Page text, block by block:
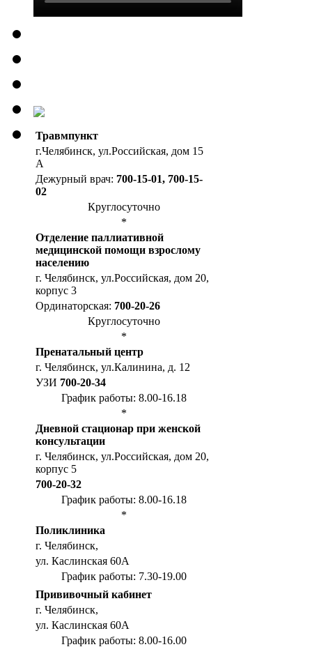
Травмпункт
г.Челябинск, ул.Российская, дом 15
А
Дежурный врач: 700-15-01, 700-15-
02
Круглосуточно
*
Отделение паллиативной
медицинской помощи взрослому
населению
г. Челябинск, ул.Российская, дом 20,
корпус 3
Ординаторская: 700-20-26
Круглосуточно
*
Пренатальный центр
г. Челябинск, ул.Калинина, д. 12
УЗИ 700-20-34
График работы: 8.00-16.18
*
Дневной стационар при женской
консультации
г. Челябинск, ул.Российская, дом 20,
корпус 5
700-20-32
График работы: 8.00-16.18
*
Поликлиника
г. Челябинск,
ул. Каслинская 60А
График работы: 7.30-19.00
Прививочный кабинет
г. Челябинск,
ул. Каслинская 60А
График работы: 8.00-16.00